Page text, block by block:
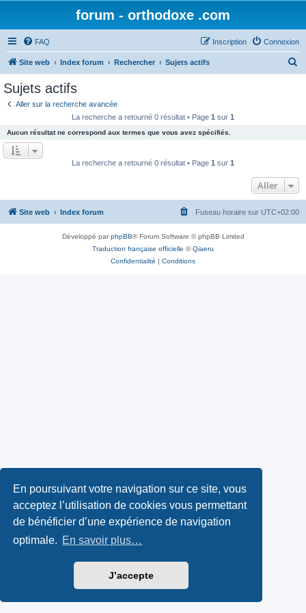
En poursuivant votre navigation sur ce site, vous
acceptez l’utilisation de cookies vous permettant
de bénéficier d’une expérience de navigation
optimale. En savoir plus…
J’accepte
forum - orthodoxe .com
FAQ Connexion
Inscription
Site web Index forum Rechercher Sujets actifs
e
r
Sujets actifs
Aller sur la recherche avancée
La recherche a retourné 0 résultat • Page 1 sur 1
Aucun résultat ne correspond aux termes que vous avez spécifiés.
La recherche a retourné 0 résultat • Page 1 sur 1
Aller
Site web Index forum Fuseau horaire sur UTC+02:00
Développé parphpBB® Forum Software © phpBB Limited
Traduction française officielle ©Qiaeru
Confidentialité | Conditions